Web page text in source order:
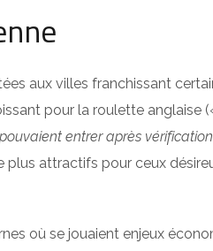
aux villes franchissant
pour la roulette anglaise
entrer après
plus attractifs pour ceux
où se jouaient enjeux